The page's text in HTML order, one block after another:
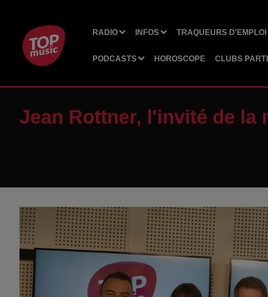
RADIO INFOS TRAQUEURS D'EMPLOI
PODCASTS HOROSCOPE CLUBS
Jean Rottner, l'invité de la